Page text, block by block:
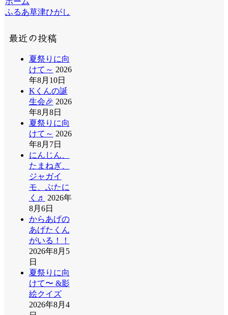
ふるあ草津ひがし
最近の投稿
夏祭りに向
けて～ 2026
年8月10日
Kくんの誕
生会🎉 2026
年8月8日
夏祭りに向
けて～ 2026
年8月7日
にんじん、
たまねぎ、
ジャガイ
モ、ぶたに
く♬
2026年
8月6日
からあげの
あげたくん
がいる！！
2026年8月5
日
夏祭りに向
けて〜 &影
絵クイズ
2026年8月4